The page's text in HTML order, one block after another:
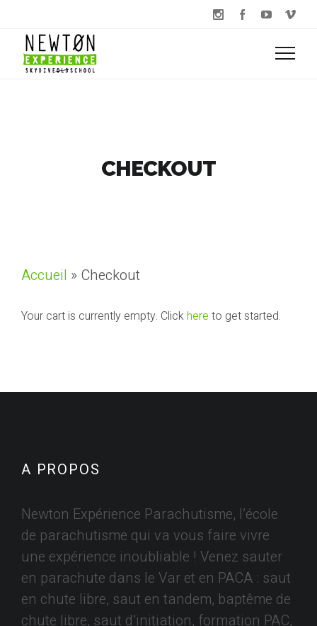
CHECKOUT
Accueil » Checkout
Your cart is currently empty. Clickhere to get started.
A PROPOS
Newton Expérience Parachutisme, l’école
de parachutisme qui va vous faire vivre
une expérience inoubliable ! Venez sauter
en parachute dans le Var et en PACA : saut
en chute libre, saut en tandem, baptême de
chute libre, saut d’initiation, formation PAC,